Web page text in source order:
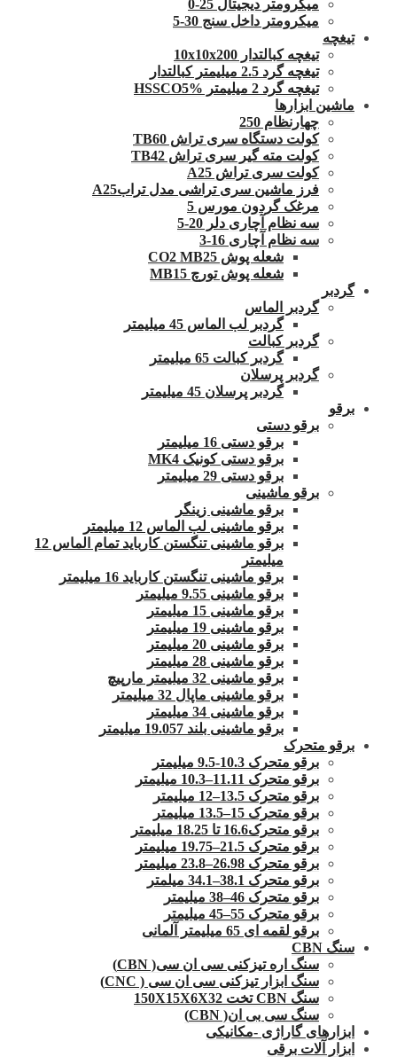
میکرومتر دیجیتال 25-0
میکرومتر داخل سنج 30-5
تیغچه
تیغچه کبالتدار 10x10x200
تیغچه گرد 2.5 میلیمتر کبالتدار
تیغچه گرد 2 میلیمتر HSSCO5%
ماشین ابزارها
چهارنظام 250
کولت دستگاه سری تراش TB60
کولت مته گیر سری تراش TB42
کولت سری تراش A25
فرز ماشین سری تراشی مدل ترابA25
مرغک گردون مورس 5
سه نظام آچاری دلر 20-5
سه نظام آچاری 16-3
شعله پوش CO2 MB25
شعله پوش تورچ MB15
گردبر
گردبر الماس
گردبر لب الماس 45 میلیمتر
گردبر کبالت
گردبر کبالت 65 میلیمتر
گردبر پرسلان
گردبر پرسلان 45 میلیمتر
برقو
برقو دستی
برقو دستی 16 میلیمتر
برقو دستی کونیک MK4
برقو دستی 29 میلیمتر
برقو ماشینی
برقو ماشینی زینگر
برقو ماشینی لب الماس 12 میلیمتر
برقو ماشینی تنگستن کارباید تمام الماس 12
میلیمتر
برقو ماشینی تنگستن کارباید 16 میلیمتر
برقو ماشینی 9.55 میلیمتر
برقو ماشینی 15 میلیمتر
برقو ماشینی 19 میلیمتر
برقو ماشینی 20 میلیمتر
برقو ماشینی 28 میلیمتر
برقو ماشینی 32 میلیمتر مارپیچ
برقو ماشینی ماپال 32 میلیمتر
برقو ماشینی 34 میلیمتر
برقو ماشینی بلند 19.057 میلیمتر
برقو متحرک
برقو متحرک 10.3-9.5 میلیمتر
برقو متحرک 11.11–10.3 میلیمتر
برقو متحرک 13.5–12 میلیمتر
برقو متحرک 15–13.5 میلیمتر
برقو متحرک16.6 تا 18.25 میلیمتر
برقو متحرک 21.5–19.75 میلیمتر
برقو متحرک 26.98–23.8 میلیمتر
برقو متحرک 38.1–34.1 میلمتر
برقو متحرک 46–38 میلیمتر
برقو متحرک 55–45 میلیمتر
برقو لقمه ای 65 میلیمتر آلمانی
سنگ CBN
سنگ اره تیزکنی سی ان سی( CBN)
سنگ ابزار تیزکنی سی ان سی ( CNC)
سنگ CBN تخت 150X15X6X32
سنگ سی بی ان( CBN)
ابزارهای گاراژی -مکانیکی
ابزار آلات برقی